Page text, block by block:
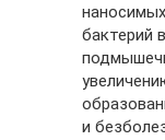
бактерий
и